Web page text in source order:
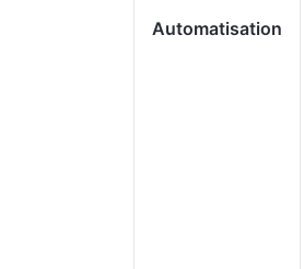
Automatisation